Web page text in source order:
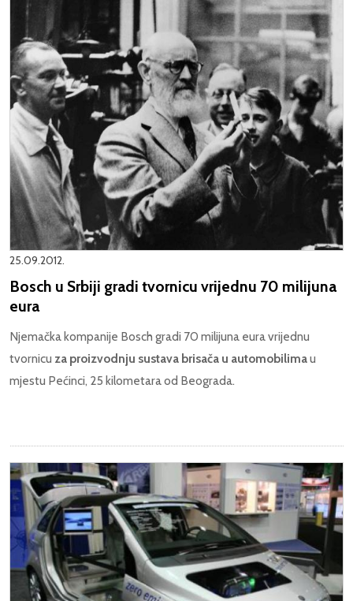
25.09.2012.
Bosch u Srbiji gradi tvornicu vrijednu 70 milijuna
eura
Njemačka kompanije Bosch gradi 70 milijuna eura vrijednu
tvornicu za proizvodnju sustava brisača u automobilimau
mjestu Pećinci, 25 kilometara od Beograda.